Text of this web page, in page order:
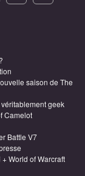
saison de The
geek
Camelot
Battle V7
World of Warcraft